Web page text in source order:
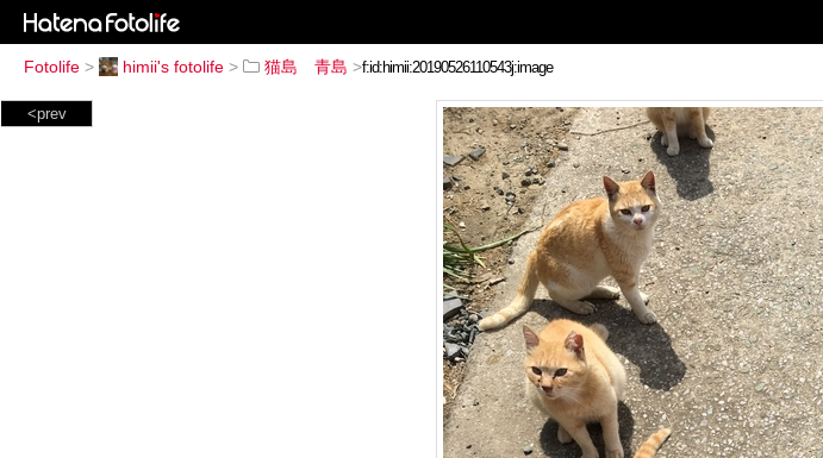
Fotolife > himii's fotolife > 猫島 青島 >
<prev